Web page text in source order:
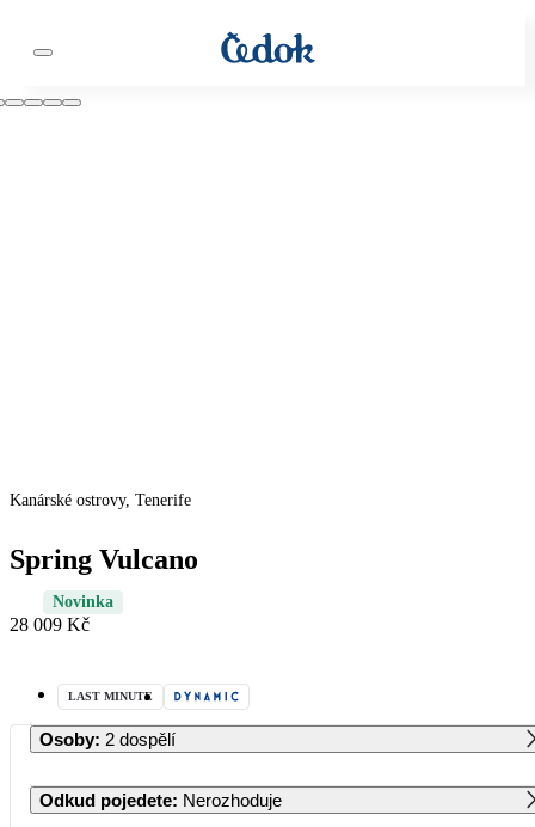
Kanárské ostrovy, Tenerife
Spring Vulcano
Novinka
28 009 Kč
LAST MINUTE
Osoby: 2 dospělí
Odkud pojedete: Nerozhoduje